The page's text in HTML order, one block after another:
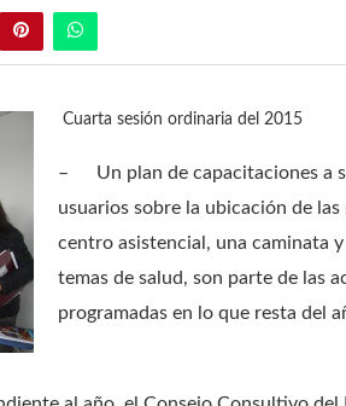
Cuarta sesión ordinaria del 2015
–
Un plan de capacitaciones a
usuarios sobre la ubicación de las
centro asistencial, una caminata
temas de salud, son parte de las
programadas en lo que resta del